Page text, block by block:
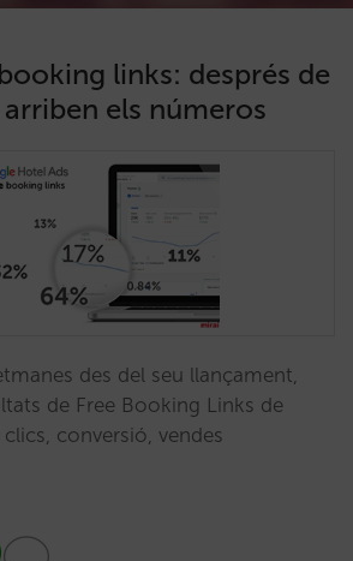
links: després de
els números
des del seu llançament,
de Free Booking Links de
conversió, vendes